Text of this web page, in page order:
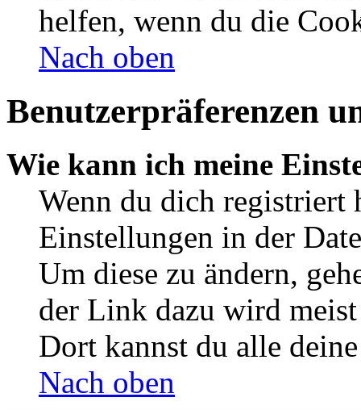
helfen, wenn du die
Nach oben
Benutzerpräferenzen
Wie kann ich meine
Wenn du dich registriert
Einstellungen in der
Um diese zu ändern,
der Link dazu wird
Dort kannst du alle
Nach oben